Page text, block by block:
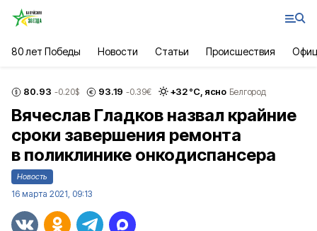
80 лет Победы Новости Статьи Происшествия
80.93 -0.20$ 93.19 -0.39€ +32°С, ясно Белгород
Вячеслав Гладков назвал крайние
сроки завершения ремонта
в поликлинике онкодиспансера
Новость
16 марта 2021, 09:13